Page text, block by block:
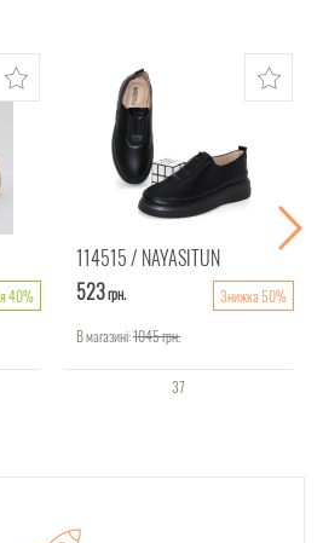
40%
114515 NAYASITUN
523грн.
Знижка 50%
В магазині:1045грн.
37